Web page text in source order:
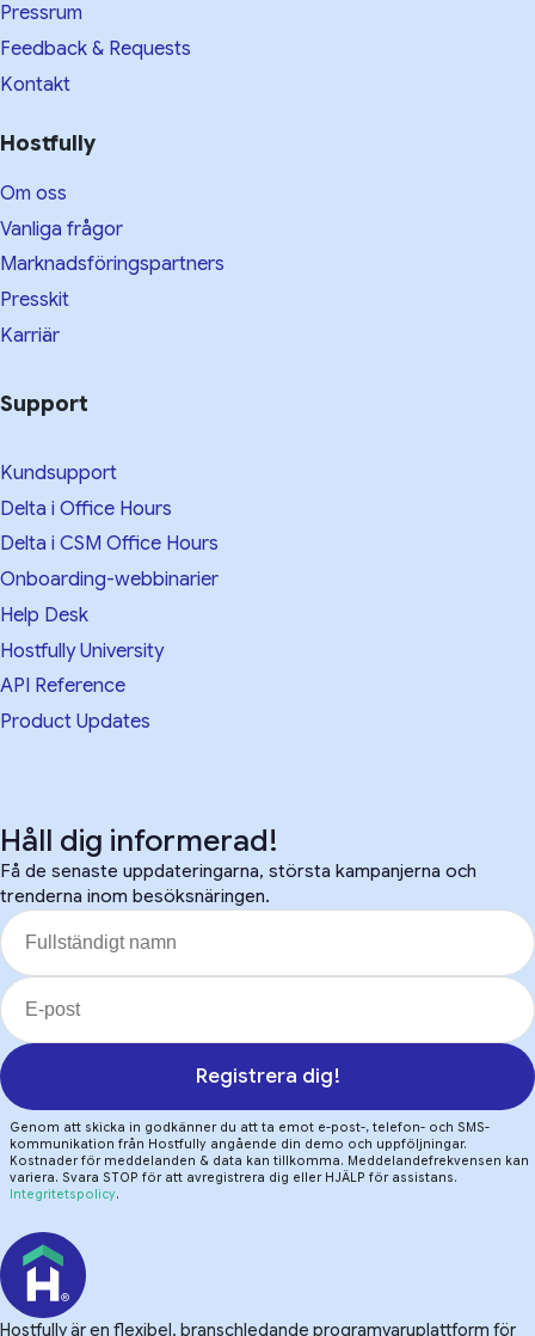
Pressrum
Feedback & Requests
Kontakt
Hostfully
Om oss
Vanliga frågor
Marknadsföringspartners
Presskit
Karriär
Support
Kundsupport
Delta i Office Hours
Delta i CSM Office Hours
Onboarding-webbinarier
Help Desk
Hostfully University
API Reference
Product Updates
Håll dig informerad!
Få de senaste uppdateringarna, största kampanjerna och
trenderna inom besöksnäringen.
Registrera dig!
Genom att skicka in godkänner du att ta emot e-post-, telefon- och SMS-
kommunikation från Hostfully angående din demo och uppföljningar.
Kostnader för meddelanden & data kan tillkomma. Meddelandefrekvensen kan
variera. Svara STOP för att avregistrera dig eller HJÄLP för assistans.
Integritetspolicy.
Hostfully är en flexibel, branschledande programvaruplattform för